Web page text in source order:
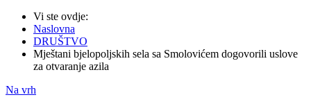
Vi ste ovdje:
Naslovna
DRUŠTVO
Mještani bjelopoljskih sela sa Smolovićem dogovorili uslove
za otvaranje azila
Na vrh